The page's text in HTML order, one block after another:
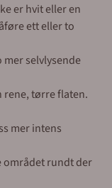
er hvit eller en
ett eller to
selvlysende
rene, tørre flaten.
mer intens
området rundt der